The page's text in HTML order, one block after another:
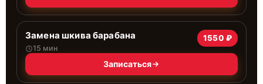
Замена шкива барабана
15 мин
1550 ₽
Записаться